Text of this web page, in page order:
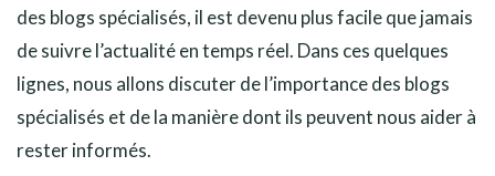
des blogs spécialisés, il est devenu plus facile que jamais
de suivre l’actualité en temps réel. Dans ces quelques
lignes, nous allons discuter de l’importance des blogs
spécialisés et de la manière dont ils peuvent nous aider à
rester informés.